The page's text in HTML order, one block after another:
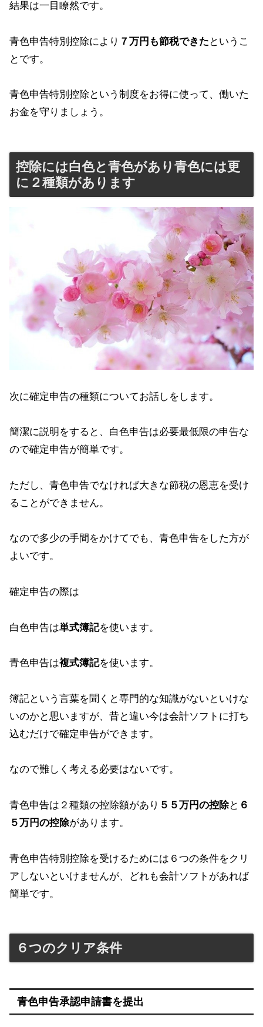
結果は一目瞭然です。
青色申告特別控除により ７万円も節税できた というこ
とです。
青色申告特別控除という制度をお得に使って、働いた
お金を守りましょう。
控除には白色と青色があり青色には更
に２種類があります
次に確定申告の種類についてお話しをします。
簡潔に説明をすると、白色申告は必要最低限の申告な
ので確定申告が簡単です。
ただし、青色申告でなければ大きな節税の恩恵を受け
ることができません。
なので多少の手間をかけてでも、青色申告をした方が
よいです。
確定申告の際は
白色申告は単式簿記を使います。
青色申告は複式簿記を使います。
簿記という言葉を聞くと専門的な知識がないといけな
いのかと思いますが、昔と違い今は会計ソフトに打ち
込むだけで確定申告ができます。
なので難しく考える必要はないです。
青色申告は２種類の控除額があり ５５万円の控除と ６
５万円の控除があります。
青色申告特別控除を受けるためには６つの条件をクリ
アしないといけませんが、どれも会計ソフトがあれば
簡単です。
６つのクリア条件
青色申告承認申請書を提出